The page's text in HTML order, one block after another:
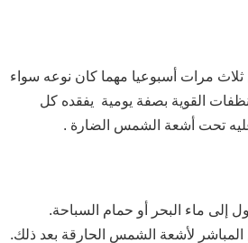
مرات أسبوعيا مهما كان نوعه سواء
القوية بصفة يومية يفقده كل
عليه تحت أشعة الشمس الضارة .
إلى ماء البحر أو حمام السباحة.
لأشعة الشمس الحارقة بعد ذلك.